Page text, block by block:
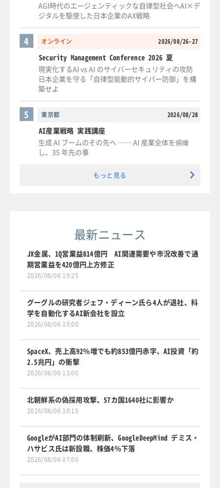
AGI時代のエージェンティックな自律型社会へAI×デ
ジタルを駆使した日本企業のAX戦略
オンライン 2026/08/26-27
4
Security Management Conference 2026 夏
現実化するAI vs AI のサイバーセキュリティの攻防
日本企業を守る「自律型能動的サイバー防御」を構
築せよ
東京都 2026/08/28
5
AI産業戦略 実践講座
生成 AI ブームのその先へ ── AI 産業全体を俯瞰
し、35 年先の事
もっと見る
最新ニュース
JX金属、1Q営業益814億円 AI関連需要や市況改善で通
期営業益を420億円上方修正
2026/08/06 19:25
グーグルの研究者ジェフ・ディーン氏ら4人が退社、科
学を自動化するAI新会社を設立
2026/08/06 19:00
SpaceX、売上高92％増でも約853億円赤字、AI投資「約
2.5兆円」の衝撃
2026/08/06 13:00
北朝鮮系の偽採用攻撃、57カ国1640社に影響か
2026/08/06 10:15
GoogleがAI部門の体制刷新、GoogleDeepMind デミス・
ハサビス氏は新設職、株価4％下落
2026/08/06 07:00